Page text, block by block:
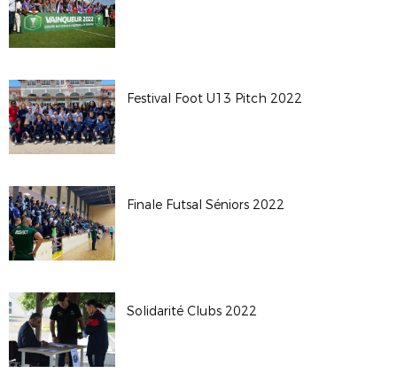
Festival Foot U13 Pitch 2022
Finale Futsal Séniors 2022
Solidarité Clubs 2022